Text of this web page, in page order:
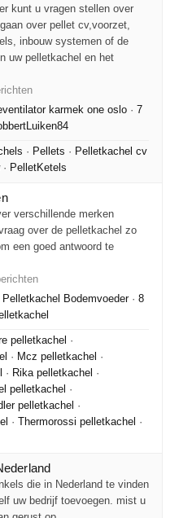
kunt u vragen stellen over
over pellet cv,voorzet,
inbouw systemen of de
uw pelletkachel en het
karmek one oslo · 7
· Pellets · Pelletkachel cv
· PelletKetels
verschillende merken
over de pelletkachel zo
een goed antwoord te
Pelletkachel Bodemvoeder· 8
pelletkachel ·
· Mcz pelletkachel ·
· Rika pelletkachel ·
pelletkachel ·
pelletkachel ·
· Thermorossi pelletkachel ·
die in Nederland te vinden
uw bedrijf toevoegen. mist u